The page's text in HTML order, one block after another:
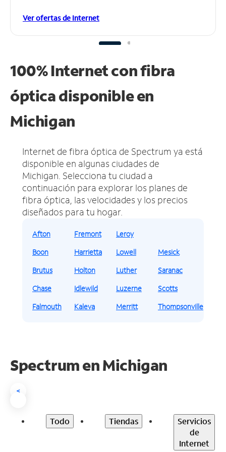
Ver ofertas de Internet
100% Internet con fibra
óptica disponible en
Michigan
Internet de fibra óptica de Spectrum ya está
disponible en algunas ciudades de
Michigan. Selecciona tu ciudad a
continuación para explorar los planes de
fibra óptica, las velocidades y los precios
diseñados para tu hogar.
Afton
Boon
Brutus
Chase
Falmouth
Fremont
Harrietta
Holton
Idlewild
Kaleva
Leroy
Lowell
Luther
Luzerne
Merritt
Mesick
Saranac
Scotts
Thompsonville
Spectrum enMichigan
<
Todo Tiendas
Servicios
de
Internet